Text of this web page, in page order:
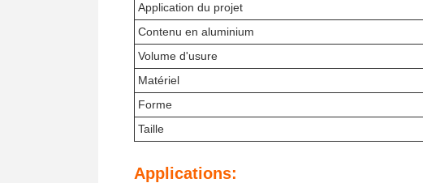
Application du projet
Contenu en aluminium
Volume d'usure
Matériel
Forme
Taille
Applications: